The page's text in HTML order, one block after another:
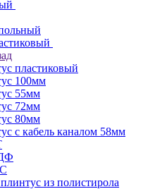
пластиковый
100мм
55мм
72мм
80мм
с кабель каналом 58мм
из полистирола